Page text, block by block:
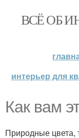
ВСЁ ОБ
интерьер для
Как вам
Природные цвета,